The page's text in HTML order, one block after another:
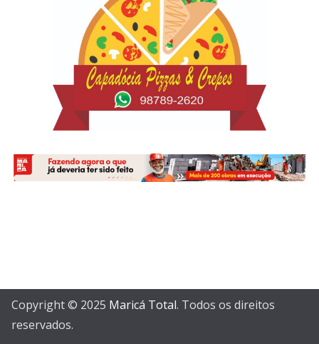
Copyright © 2025 Maricá Total. Todos os direitos
reservados.